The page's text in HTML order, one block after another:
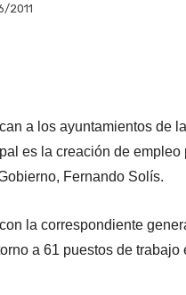
2011
a los ayuntamientos de
es la creación de
Fernando Solís.
la correspondiente
a 61 puestos de